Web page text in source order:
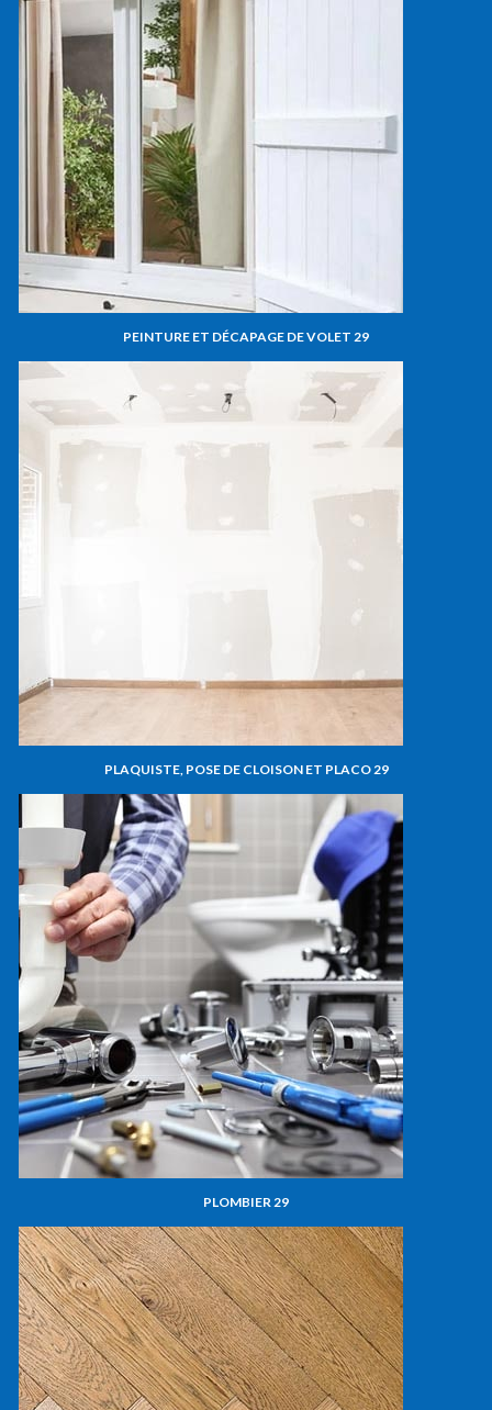
PEINTURE ET DÉCAPAGE DE VOLET 29
PLAQUISTE, POSE DE CLOISON ET PLACO 29
PLOMBIER 29